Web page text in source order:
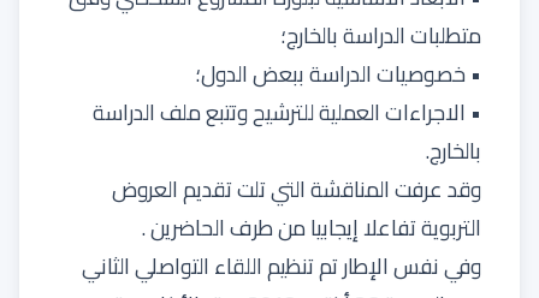
متطلبات الدراسة بالخارج؛
• خصوصيات الدراسة ببعض الدول؛
• الاجراءات العملية للترشيح وتتبع ملف الدراسة
بالخارج.
وقد عرفت المناقشة التي تلت تقديم العروض
التربوية تفاعلا إيجابيا من طرف الحاضرين .
وفي نفس الإطار تم تنظيم اللقاء التواصلي الثاني